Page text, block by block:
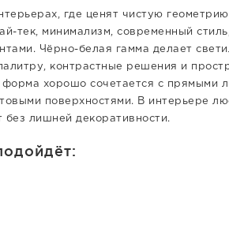
где ценят чистую
тек, минимализм, современный
Чёрно-белая гамма делает
контрастные решения и
форма хорошо сочетается с прямыми
поверхностями. В интерьере
без лишней декоративности.